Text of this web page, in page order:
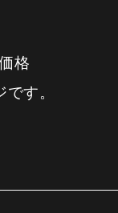
格
す。